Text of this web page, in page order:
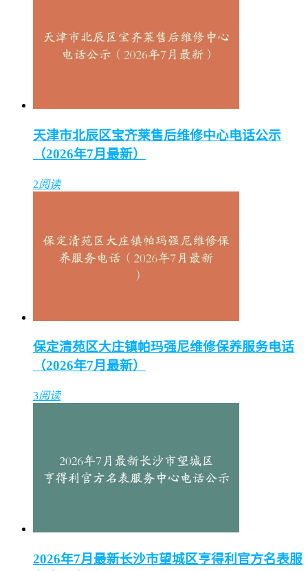
天津市北辰区宝齐莱售后维修中心电话公示
（2026年7月最新）
2阅读
保定清苑区大庄镇帕玛强尼维修保养服务电话
（2026年7月最新）
3阅读
2026年7月最新长沙市望城区亨得利官方名表服